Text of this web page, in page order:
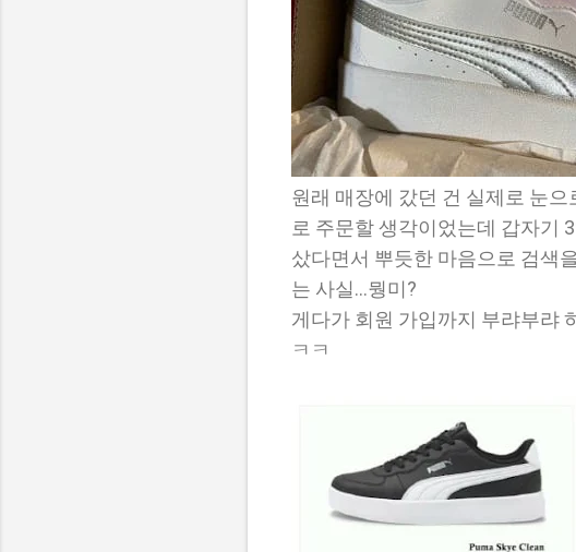
원래 매장에 갔던 건 실제로 눈
로 주문할 생각이었는데 갑자기
샀다면서 뿌듯한 마음으로 검색
는 사실...뭥미?
게다가 회원 가입까지 부랴부랴
ㅋㅋ